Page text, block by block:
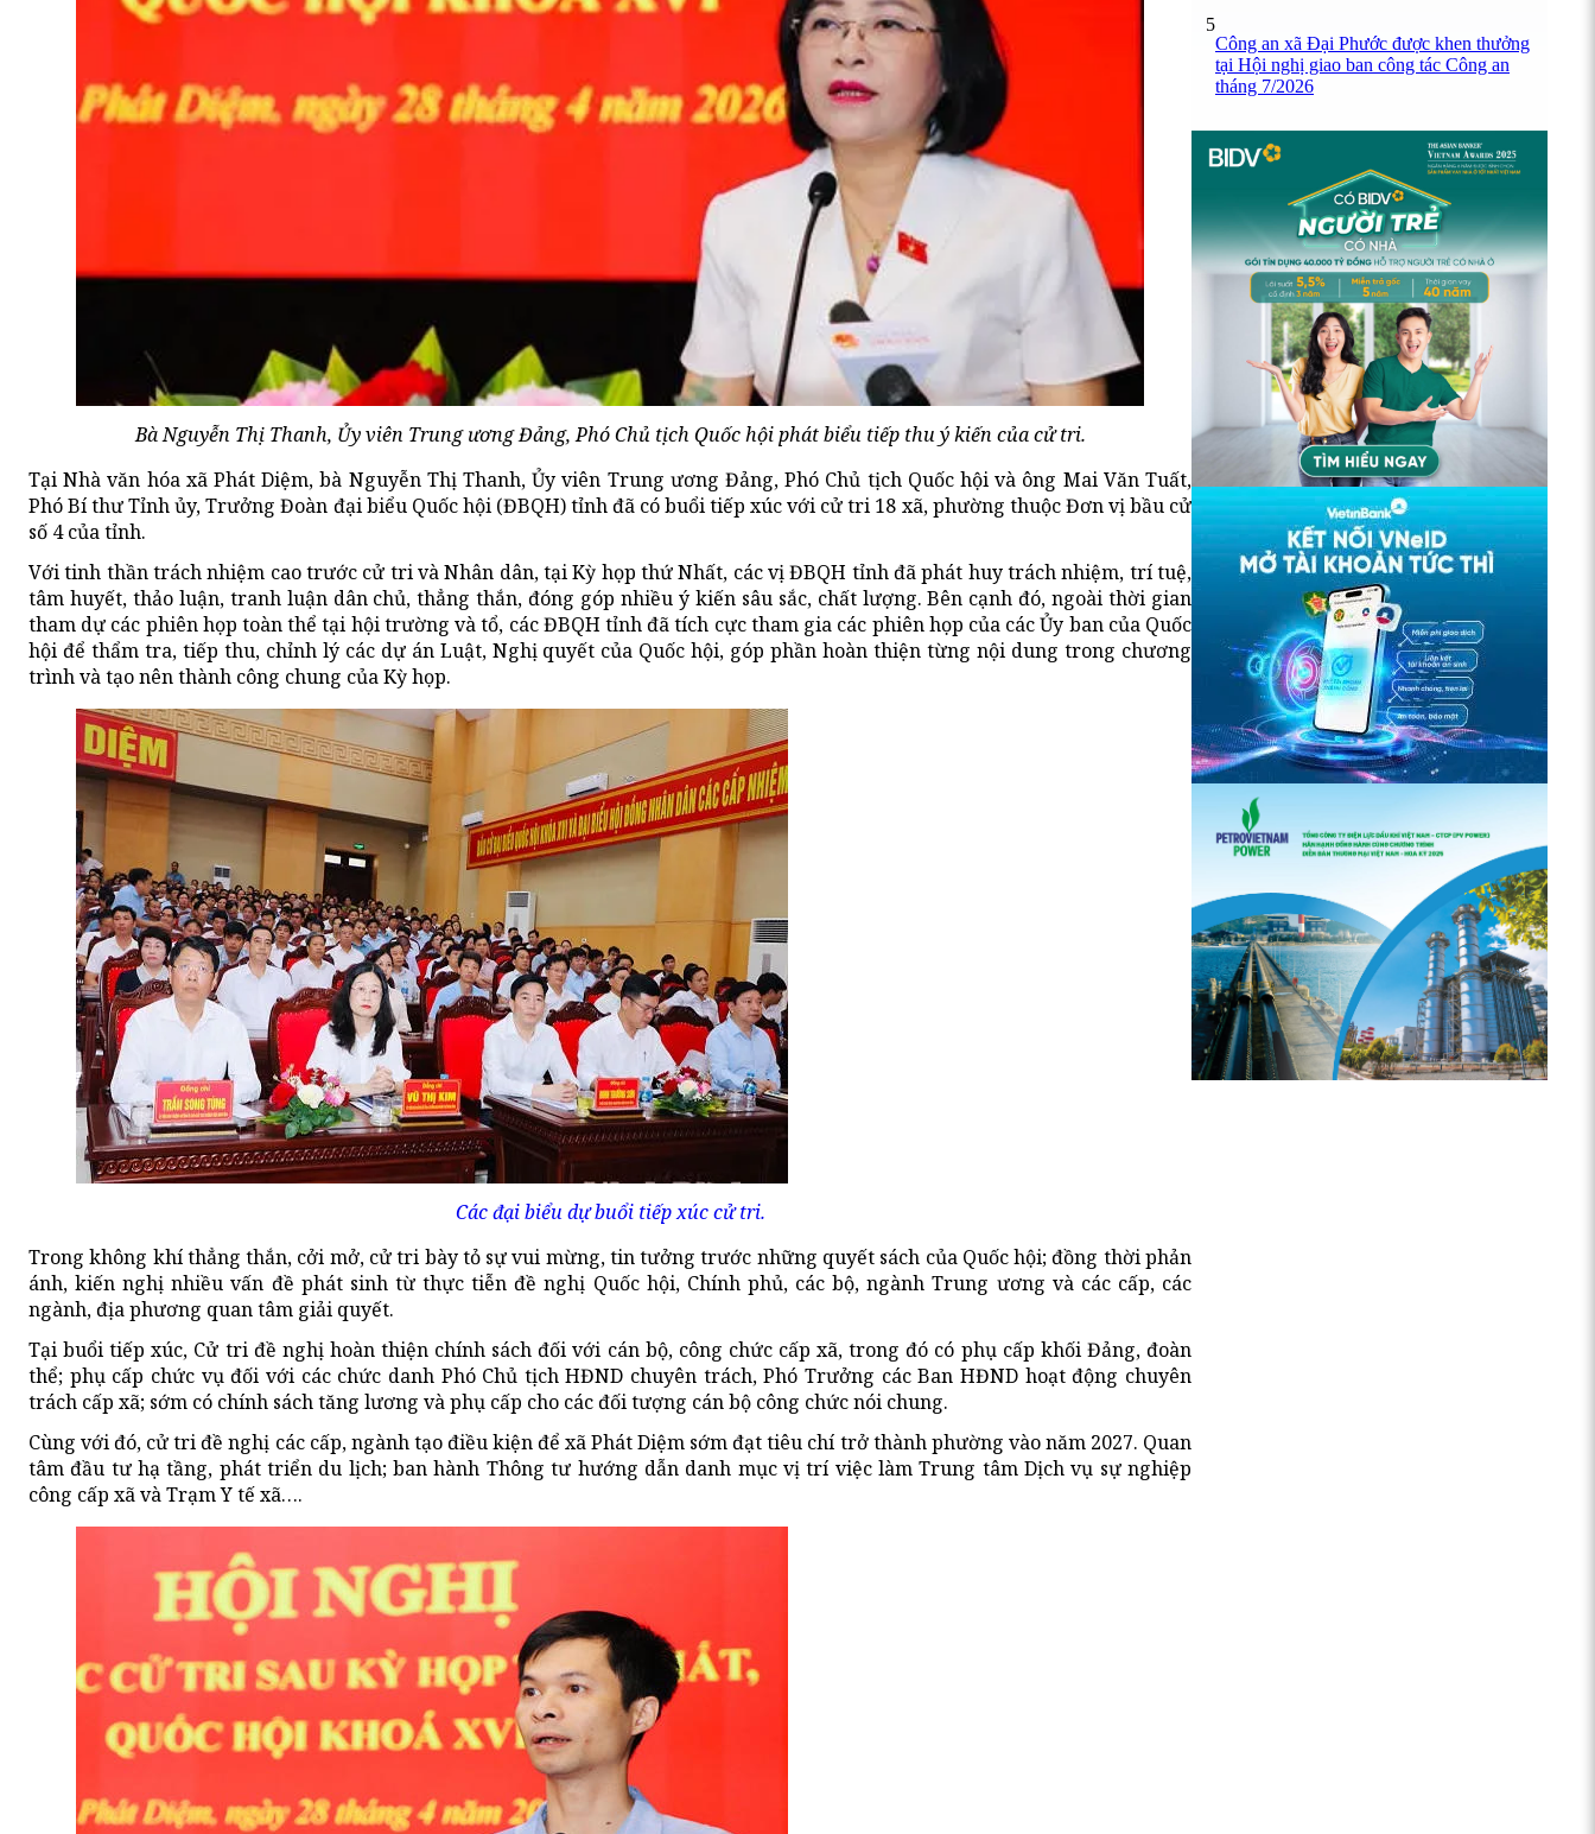
Bà Nguyễn Thị Thanh, Ủy viên Trung ương Đảng, Phó Chủ tịch Quốc hội phát biểu tiếp thu ý kiến của cử tri.
Tại Nhà văn hóa xã Phát Diệm, bà Nguyễn Thị Thanh, Ủy viên Trung ương Đảng, Phó Chủ tịch Quốc hội và ông Mai Văn Tuất,
Phó Bí thư Tỉnh ủy, Trưởng Đoàn đại biểu Quốc hội (ĐBQH) tỉnh đã có buổi tiếp xúc với cử tri 18 xã, phường thuộc Đơn vị bầu cử
số 4 của tỉnh.
Với tinh thần trách nhiệm cao trước cử tri và Nhân dân, tại Kỳ họp thứ Nhất, các vị ĐBQH tỉnh đã phát huy trách nhiệm, trí tuệ,
tâm huyết, thảo luận, tranh luận dân chủ, thẳng thắn, đóng góp nhiều ý kiến sâu sắc, chất lượng. Bên cạnh đó, ngoài thời gian
tham dự các phiên họp toàn thể tại hội trường và tổ, các ĐBQH tỉnh đã tích cực tham gia các phiên họp của các Ủy ban của Quốc
hội để thẩm tra, tiếp thu, chỉnh lý các dự án Luật, Nghị quyết của Quốc hội, góp phần hoàn thiện từng nội dung trong chương
trình và tạo nên thành công chung của Kỳ họp.
Các đại biểu dự buổi tiếp xúc cử tri.
Trong không khí thẳng thắn, cởi mở, cử tri bày tỏ sự vui mừng, tin tưởng trước những quyết sách của Quốc hội; đồng thời phản
ánh, kiến nghị nhiều vấn đề phát sinh từ thực tiễn đề nghị Quốc hội, Chính phủ, các bộ, ngành Trung ương và các cấp, các
ngành, địa phương quan tâm giải quyết.
Tại buổi tiếp xúc, Cử tri đề nghị hoàn thiện chính sách đối với cán bộ, công chức cấp xã, trong đó có phụ cấp khối Đảng, đoàn
thể; phụ cấp chức vụ đối với các chức danh Phó Chủ tịch HĐND chuyên trách, Phó Trưởng các Ban HĐND hoạt động chuyên
trách cấp xã; sớm có chính sách tăng lương và phụ cấp cho các đối tượng cán bộ công chức nói chung.
Cùng với đó, cử tri đề nghị các cấp, ngành tạo điều kiện để xã Phát Diệm sớm đạt tiêu chí trở thành phường vào năm 2027. Quan
tâm đầu tư hạ tầng, phát triển du lịch; ban hành Thông tư hướng dẫn danh mục vị trí việc làm Trung tâm Dịch vụ sự nghiệp
công cấp xã và Trạm Y tế xã….
5
Công an xã Đại Phước được khen thưởng
tại Hội nghị giao ban công tác Công an
tháng 7/2026